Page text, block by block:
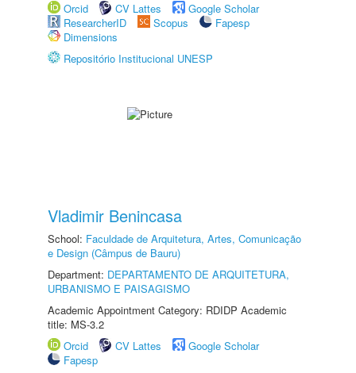
Orcid
CV Lattes
Google Scholar
ResearcherID
Scopus
Fapesp
Dimensions
Repositório Institucional UNESP
Vladimir Benincasa
School: Faculdade de Arquitetura, Artes, Comunicação
e Design (Câmpus de Bauru)
Department: DEPARTAMENTO DE ARQUITETURA,
URBANISMO E PAISAGISMO
Academic Appointment Category: RDIDP Academic
title: MS-3.2
Orcid
CV Lattes
Google Scholar
Fapesp